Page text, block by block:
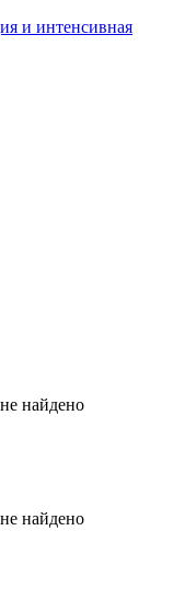
и интенсивная
найдено
найдено